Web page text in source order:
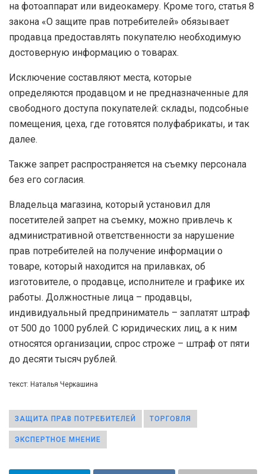
на фотоаппарат или видеокамеру. Кроме того, статья 8
закона «О защите прав потребителей» обязывает
продавца предоставлять покупателю необходимую
достоверную информацию о товарах.
Исключение составляют места, которые
определяются продавцом и не предназначенные для
свободного доступа покупателей: склады, подсобные
помещения, цеха, где готовятся полуфабрикаты, и так
далее.
Также запрет распространяется на съемку персонала
без его согласия.
Владельца магазина, который установил для
посетителей запрет на съемку, можно привлечь к
административной ответственности за нарушение
прав потребителей на получение информации о
товаре, который находится на прилавках, об
изготовителе, о продавце, исполнителе и графике их
работы. Должностные лица – продавцы,
индивидуальный предприниматель – заплатят штраф
от 500 до 1000 рублей. С юридических лиц, а к ним
относятся организации, спрос строже – штраф от пяти
до десяти тысяч рублей.
текст: Наталья Черкашина
ЗАЩИТА ПРАВ ПОТРЕБИТЕЛЕЙ ТОРГОВЛЯ
ЭКСПЕРТНОЕ МНЕНИЕ